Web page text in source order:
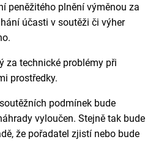
peněžitého plnění výměnou za
účasti v soutěži či výher
za technické problémy při
prostředky.
podmínek bude
vyloučen. Stejně tak bude
že pořadatel zjistí nebo bude